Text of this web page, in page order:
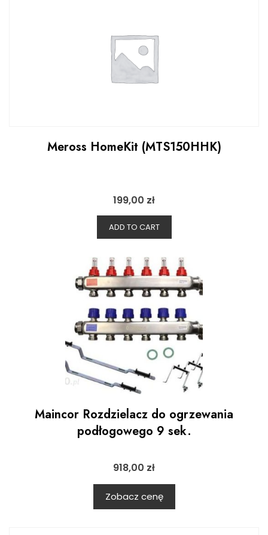
Meross HomeKit (MTS150HHK)
199,00 zł
ADD TO CART
Maincor Rozdzielacz do ogrzewania
podłogowego 9 sek.
918,00 zł
Zobacz cenę